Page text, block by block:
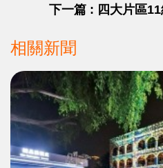
下一篇 : 四大片區
相關新聞